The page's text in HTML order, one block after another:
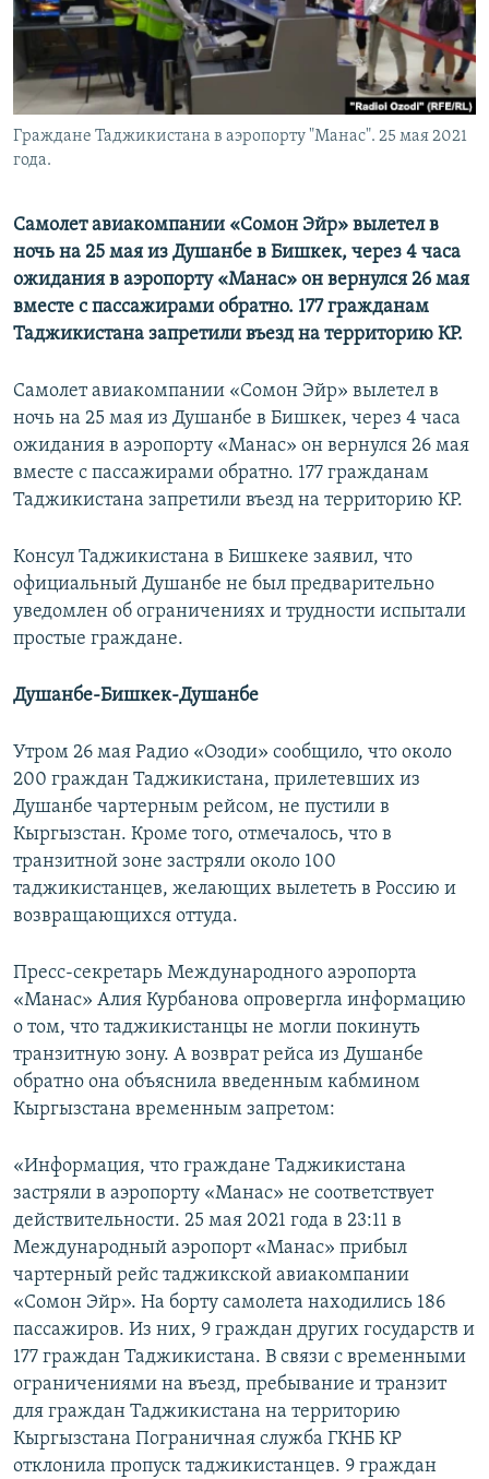
Граждане Таджикистана в аэропорту "Манас". 25 мая 2021
года.
Самолет авиакомпании «Сомон Эйр» вылетел в
ночь на 25 мая из Душанбе в Бишкек, через 4 часа
ожидания в аэропорту «Манас» он вернулся 26 мая
вместе с пассажирами обратно. 177 гражданам
Таджикистана запретили въезд на территорию КР.
Самолет авиакомпании «Сомон Эйр» вылетел в
ночь на 25 мая из Душанбе в Бишкек, через 4 часа
ожидания в аэропорту «Манас» он вернулся 26 мая
вместе с пассажирами обратно. 177 гражданам
Таджикистана запретили въезд на территорию КР.
Консул Таджикистана в Бишкеке заявил, что
официальный Душанбе не был предварительно
уведомлен об ограничениях и трудности испытали
простые граждане.
Душанбе-Бишкек-Душанбе
Утром 26 мая Радио «Озоди» сообщило, что около
200 граждан Таджикистана, прилетевших из
Душанбе чартерным рейсом, не пустили в
Кыргызстан. Кроме того, отмечалось, что в
транзитной зоне застряли около 100
таджикистанцев, желающих вылететь в Россию и
возвращающихся оттуда.
Пресс-секретарь Международного аэропорта
«Манас» Алия Курбанова опровергла информацию
о том, что таджикистанцы не могли покинуть
транзитную зону. А возврат рейса из Душанбе
обратно она объяснила введенным кабмином
Кыргызстана временным запретом:
«Информация, что граждане Таджикистана
застряли в аэропорту «Манас» не соответствует
действительности. 25 мая 2021 года в 23:11 в
Международный аэропорт «Манас» прибыл
чартерный рейс таджикской авиакомпании
«Сомон Эйр». На борту самолета находились 186
пассажиров. Из них, 9 граждан других государств и
177 граждан Таджикистана. В связи с временными
ограничениями на въезд, пребывание и транзит
для граждан Таджикистана на территорию
Кыргызстана Пограничная служба ГКНБ КР
отклонила пропуск таджикистанцев. 9 граждан